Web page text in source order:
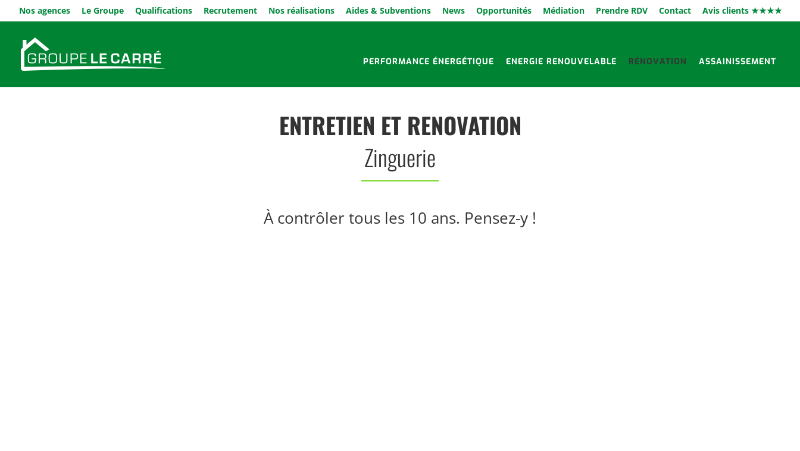
Nos agences Le Groupe Qualifications Recrutement Nos réalisations Aides & Subventions News Opportunités Médiation Prendre RDV Contact Avis clients ★★★★
PERFORMANCE ÉNERGÉTIQUE ENERGIE RENOUVELABLE RÉNOVATION ASSAINISSEMENT
ENTRETIEN ET RENOVATION
Zinguerie
À contrôler tous les 10 ans. Pensez-y !